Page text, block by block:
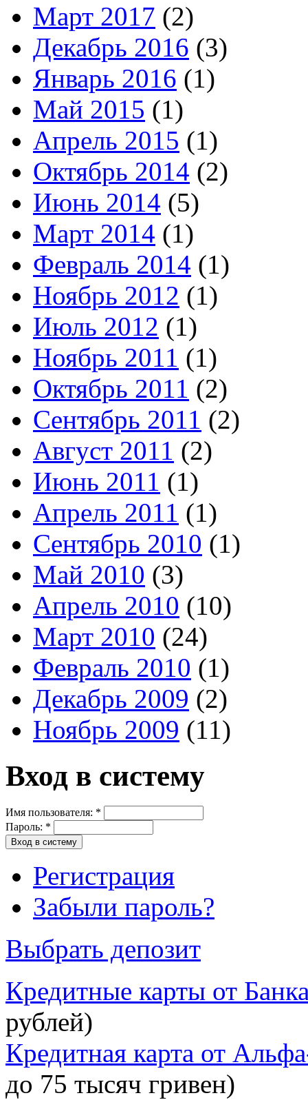
Март 2017 (2)
Декабрь 2016 (3)
Январь 2016 (1)
Май 2015 (1)
Апрель 2015 (1)
Октябрь 2014 (2)
Июнь 2014 (5)
Март 2014 (1)
Февраль 2014 (1)
Ноябрь 2012 (1)
Июль 2012 (1)
Ноябрь 2011 (1)
Октябрь 2011 (2)
Сентябрь 2011 (2)
Август 2011 (2)
Июнь 2011 (1)
Апрель 2011 (1)
Сентябрь 2010 (1)
Май 2010 (3)
Апрель 2010 (10)
Март 2010 (24)
Февраль 2010 (1)
Декабрь 2009 (2)
Ноябрь 2009 (11)
Вход в систему
Имя пользователя: *
Пароль: *
Регистрация
Забыли пароль?
Выбрать депозит
Кредитные карты от
рублей)
Кредитная карта от
до 75 тысяч гривен)